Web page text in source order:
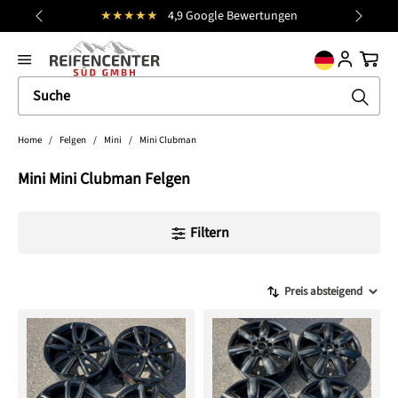
springen ★★★★★ 4,9 Google Bewertungen
general.prev
Home / Felgen / Mini / Mini Clubman
Mini Mini Clubman Felgen
Filtern